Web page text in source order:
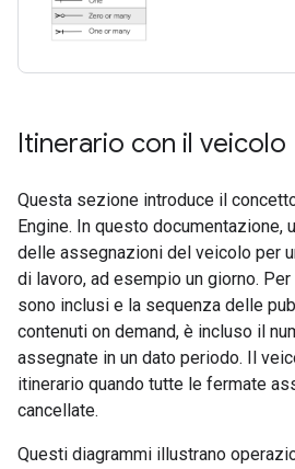
Itinerario con il veicolo
Questa sezione introduce il
Engine. In questo documentazione,
delle assegnazioni del veicolo per
di lavoro, ad esempio un giorno.
sono inclusi e la sequenza delle
contenuti on demand, è incluso il
assegnate in un dato periodo. Il
itinerario quando tutte le fermate
cancellate.
Questi diagrammi illustrano